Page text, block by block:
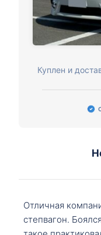
Куплен и
Отличная
степвагон.